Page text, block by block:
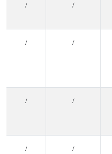
/
/
/
/
/
/
/
/